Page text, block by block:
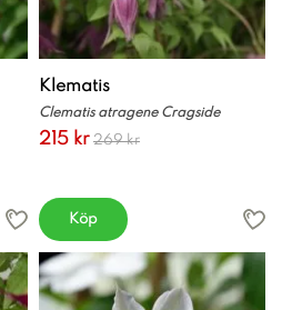
Klematis
Clematis atragene Cragside
215 kr 269 kr
Köp